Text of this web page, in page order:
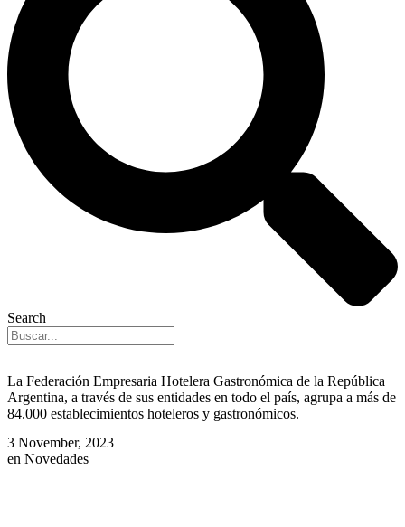
Search
La Federación Empresaria Hotelera Gastronómica de la República
Argentina, a través de sus entidades en todo el país, agrupa a más de
84.000 establecimientos hoteleros y gastronómicos.
3 November, 2023
en Novedades